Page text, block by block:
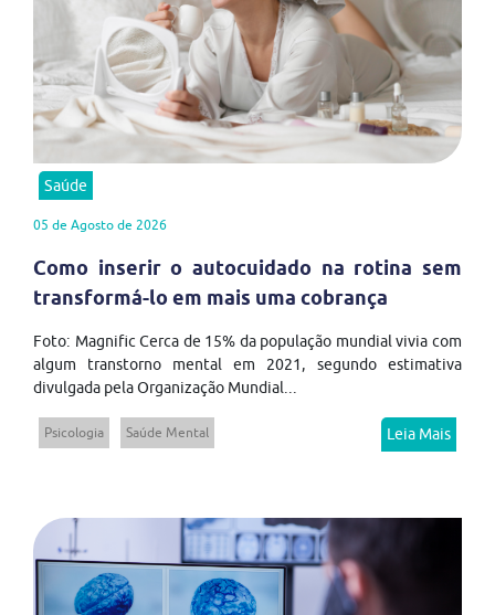
Saúde
05 de Agosto de 2026
Como inserir o autocuidado na rotina sem
transformá-lo em mais uma cobrança
Foto: Magnific Cerca de 15% da população mundial vivia com
algum transtorno mental em 2021, segundo estimativa
divulgada pela Organização Mundial...
Psicologia Saúde Mental Leia Mais